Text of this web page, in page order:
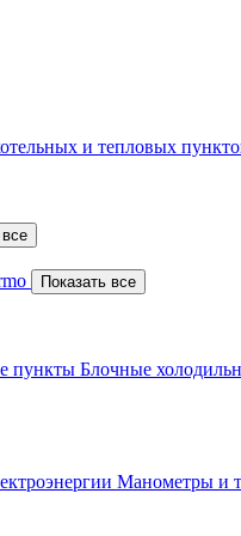
и тепловых
все
Показать все
пункты Блочные
Манометры и